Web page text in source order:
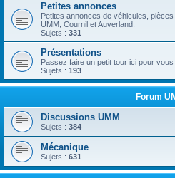
Petites annonces
Petites annonces de véhicules,
UMM, Cournil et Auverland.
Sujets : 331
Présentations
Passez faire un petit tour ici pour
Sujets : 193
Forum
Discussions UMM
Sujets : 384
Mécanique
Sujets : 631